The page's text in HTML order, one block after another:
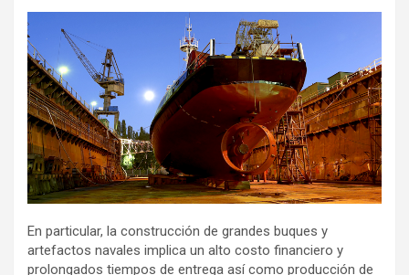
En particular, la construcción de grandes buques y
artefactos navales implica un alto costo financiero y
prolongados tiempos de entrega así como producción de